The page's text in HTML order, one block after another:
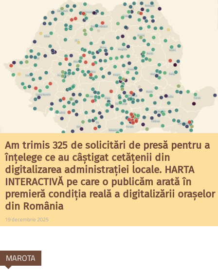
Am trimis 325 de solicitări de presă pentru a
înțelege ce au câștigat cetățenii din
digitalizarea administrației locale. HARTA
INTERACTIVĂ pe care o publicăm arată în
premieră condiția reală a digitalizării orașelor
din România
19 decembrie 2025
MAROTA